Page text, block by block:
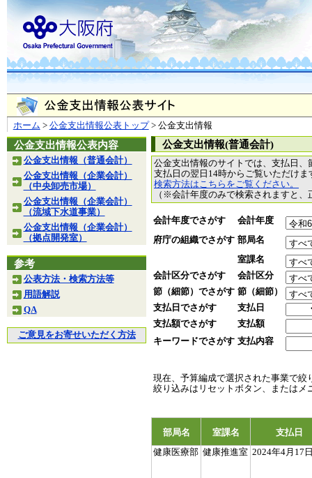
ホーム > 公金支出情報公表トップ> 公金支出情報
公金支出情報公表内容
公金支出情報（普通会計）
公金支出情報（企業会計）
（中央卸売市場）
公金支出情報（企業会計）
（流域下水道事業）
公金支出情報（企業会計）
（拠点開発室）
参考
公表方法・検索方法等
用語解説
QA
ご意見をお寄せいただく方法
公金支出情報(普通会計)
公金支出情報のサイトでは、支払日
支払日の翌日14時からご覧いただけ
検索方法はこちらをご覧ください。
（※会計年度のみで検索されますと
会計年度でさがす
会計年度
府庁の組織でさがす 部局名
室課名
会計区分でさがす
会計区分
節（細節）でさがす 節（細節）
支払日でさがす
支払日
支払額でさがす
支払額
キーワードでさがす 支払内容
現在、予算編成で選択された事業で絞
絞り込みはリセットボタン、または
部局名 室課名
支払日
健康医療部 健康推進室 2024年4月17